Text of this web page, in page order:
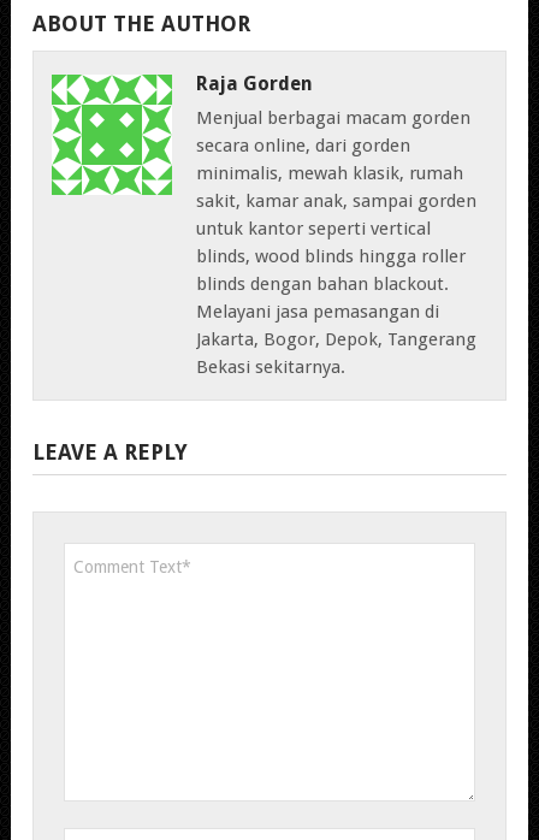
ABOUT THE AUTHOR
Raja Gorden
Menjual berbagai macam gorden
secara online, dari gorden
minimalis, mewah klasik, rumah
sakit, kamar anak, sampai gorden
untuk kantor seperti vertical
blinds, wood blinds hingga roller
blinds dengan bahan blackout.
Melayani jasa pemasangan di
Jakarta, Bogor, Depok, Tangerang
Bekasi sekitarnya.
LEAVE A REPLY